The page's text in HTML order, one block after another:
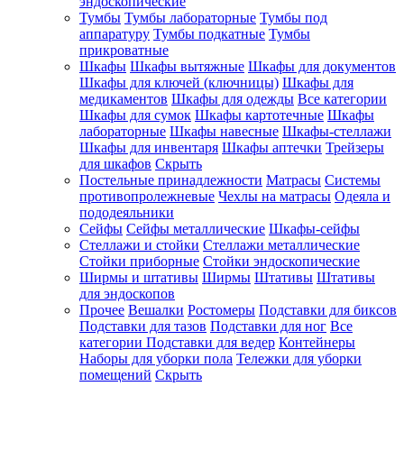
Тумбы Тумбы лабораторные Тумбы под
аппаратуру Тумбы подкатные Тумбы
прикроватные
Шкафы Шкафы вытяжные Шкафы для документов
Шкафы для ключей (ключницы) Шкафы для
медикаментов Шкафы для одежды Все категории
Шкафы для сумок Шкафы картотечные Шкафы
лабораторные Шкафы навесные Шкафы-стеллажи
Шкафы для инвентаря Шкафы аптечки Трейзеры
для шкафов Скрыть
Постельные принадлежности Матрасы Системы
противопролежневые Чехлы на матрасы Одеяла и
пододеяльники
Сейфы Сейфы металлические Шкафы-сейфы
Стеллажи и стойки Стеллажи металлические
Стойки приборные Стойки эндоскопические
Ширмы и штативы Ширмы Штативы Штативы
для эндоскопов
Прочее Вешалки Ростомеры Подставки для биксов
Подставки для тазов Подставки для ног Все
категории Подставки для ведер Контейнеры
Наборы для уборки пола Тележки для уборки
помещений Скрыть